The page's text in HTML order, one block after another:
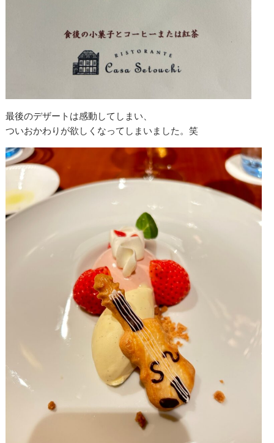
最後のデザートは感動してしまい、
ついおかわりが欲しくなってしまいました。笑